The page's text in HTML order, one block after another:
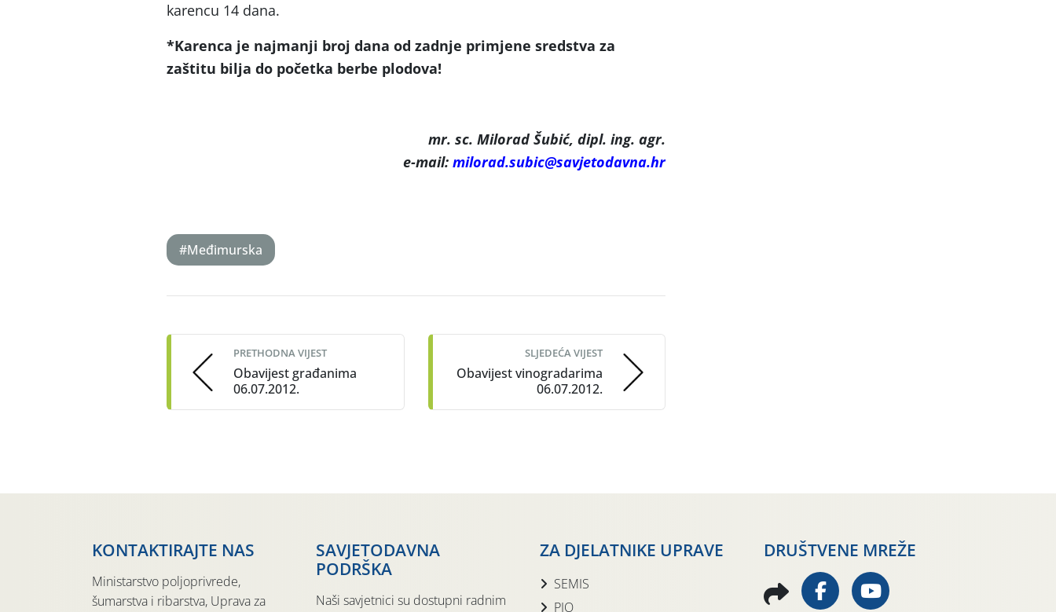
karencu 14 dana.
*Karenca je najmanji broj dana od zadnje primjene sredstva za
zaštitu bilja do početka berbe plodova!
mr. sc. Milorad Šubić, dipl. ing. agr.
e-mail: milorad.subic@savjetodavna.hr
#Međimurska
navigation
PRETHODNA VIJEST
Obavijest građanima
06.07.2012.
SLJEDEĆA VIJEST
Obavijest vinogradarima
06.07.2012.
KONTAKTIRAJTE NAS
Ministarstvo poljoprivrede,
šumarstva i ribarstva, Uprava za
SAVJETODAVNA
PODRŠKA
Naši savjetnici su dostupni radnim
ZA DJELATNIKE UPRAVE
SEMIS
PIO
DRUŠTVENE MREŽE